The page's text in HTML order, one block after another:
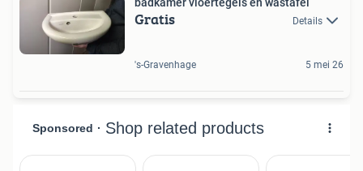
Gratis Details
's-Gravenhage 5 mei 26